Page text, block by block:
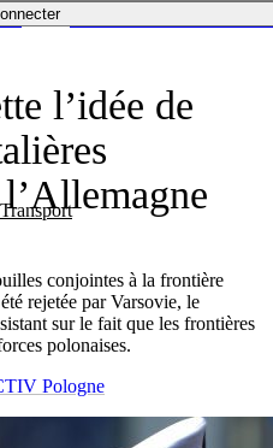
l’idée de
conjointes à la frontière
rejetée par Varsovie, le
sur le fait que les frontières
polonaises.
Pologne